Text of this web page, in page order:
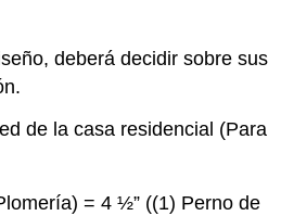
deberá decidir sobre sus
de la casa residencial (Para
= 4 ½” ((1) Perno de